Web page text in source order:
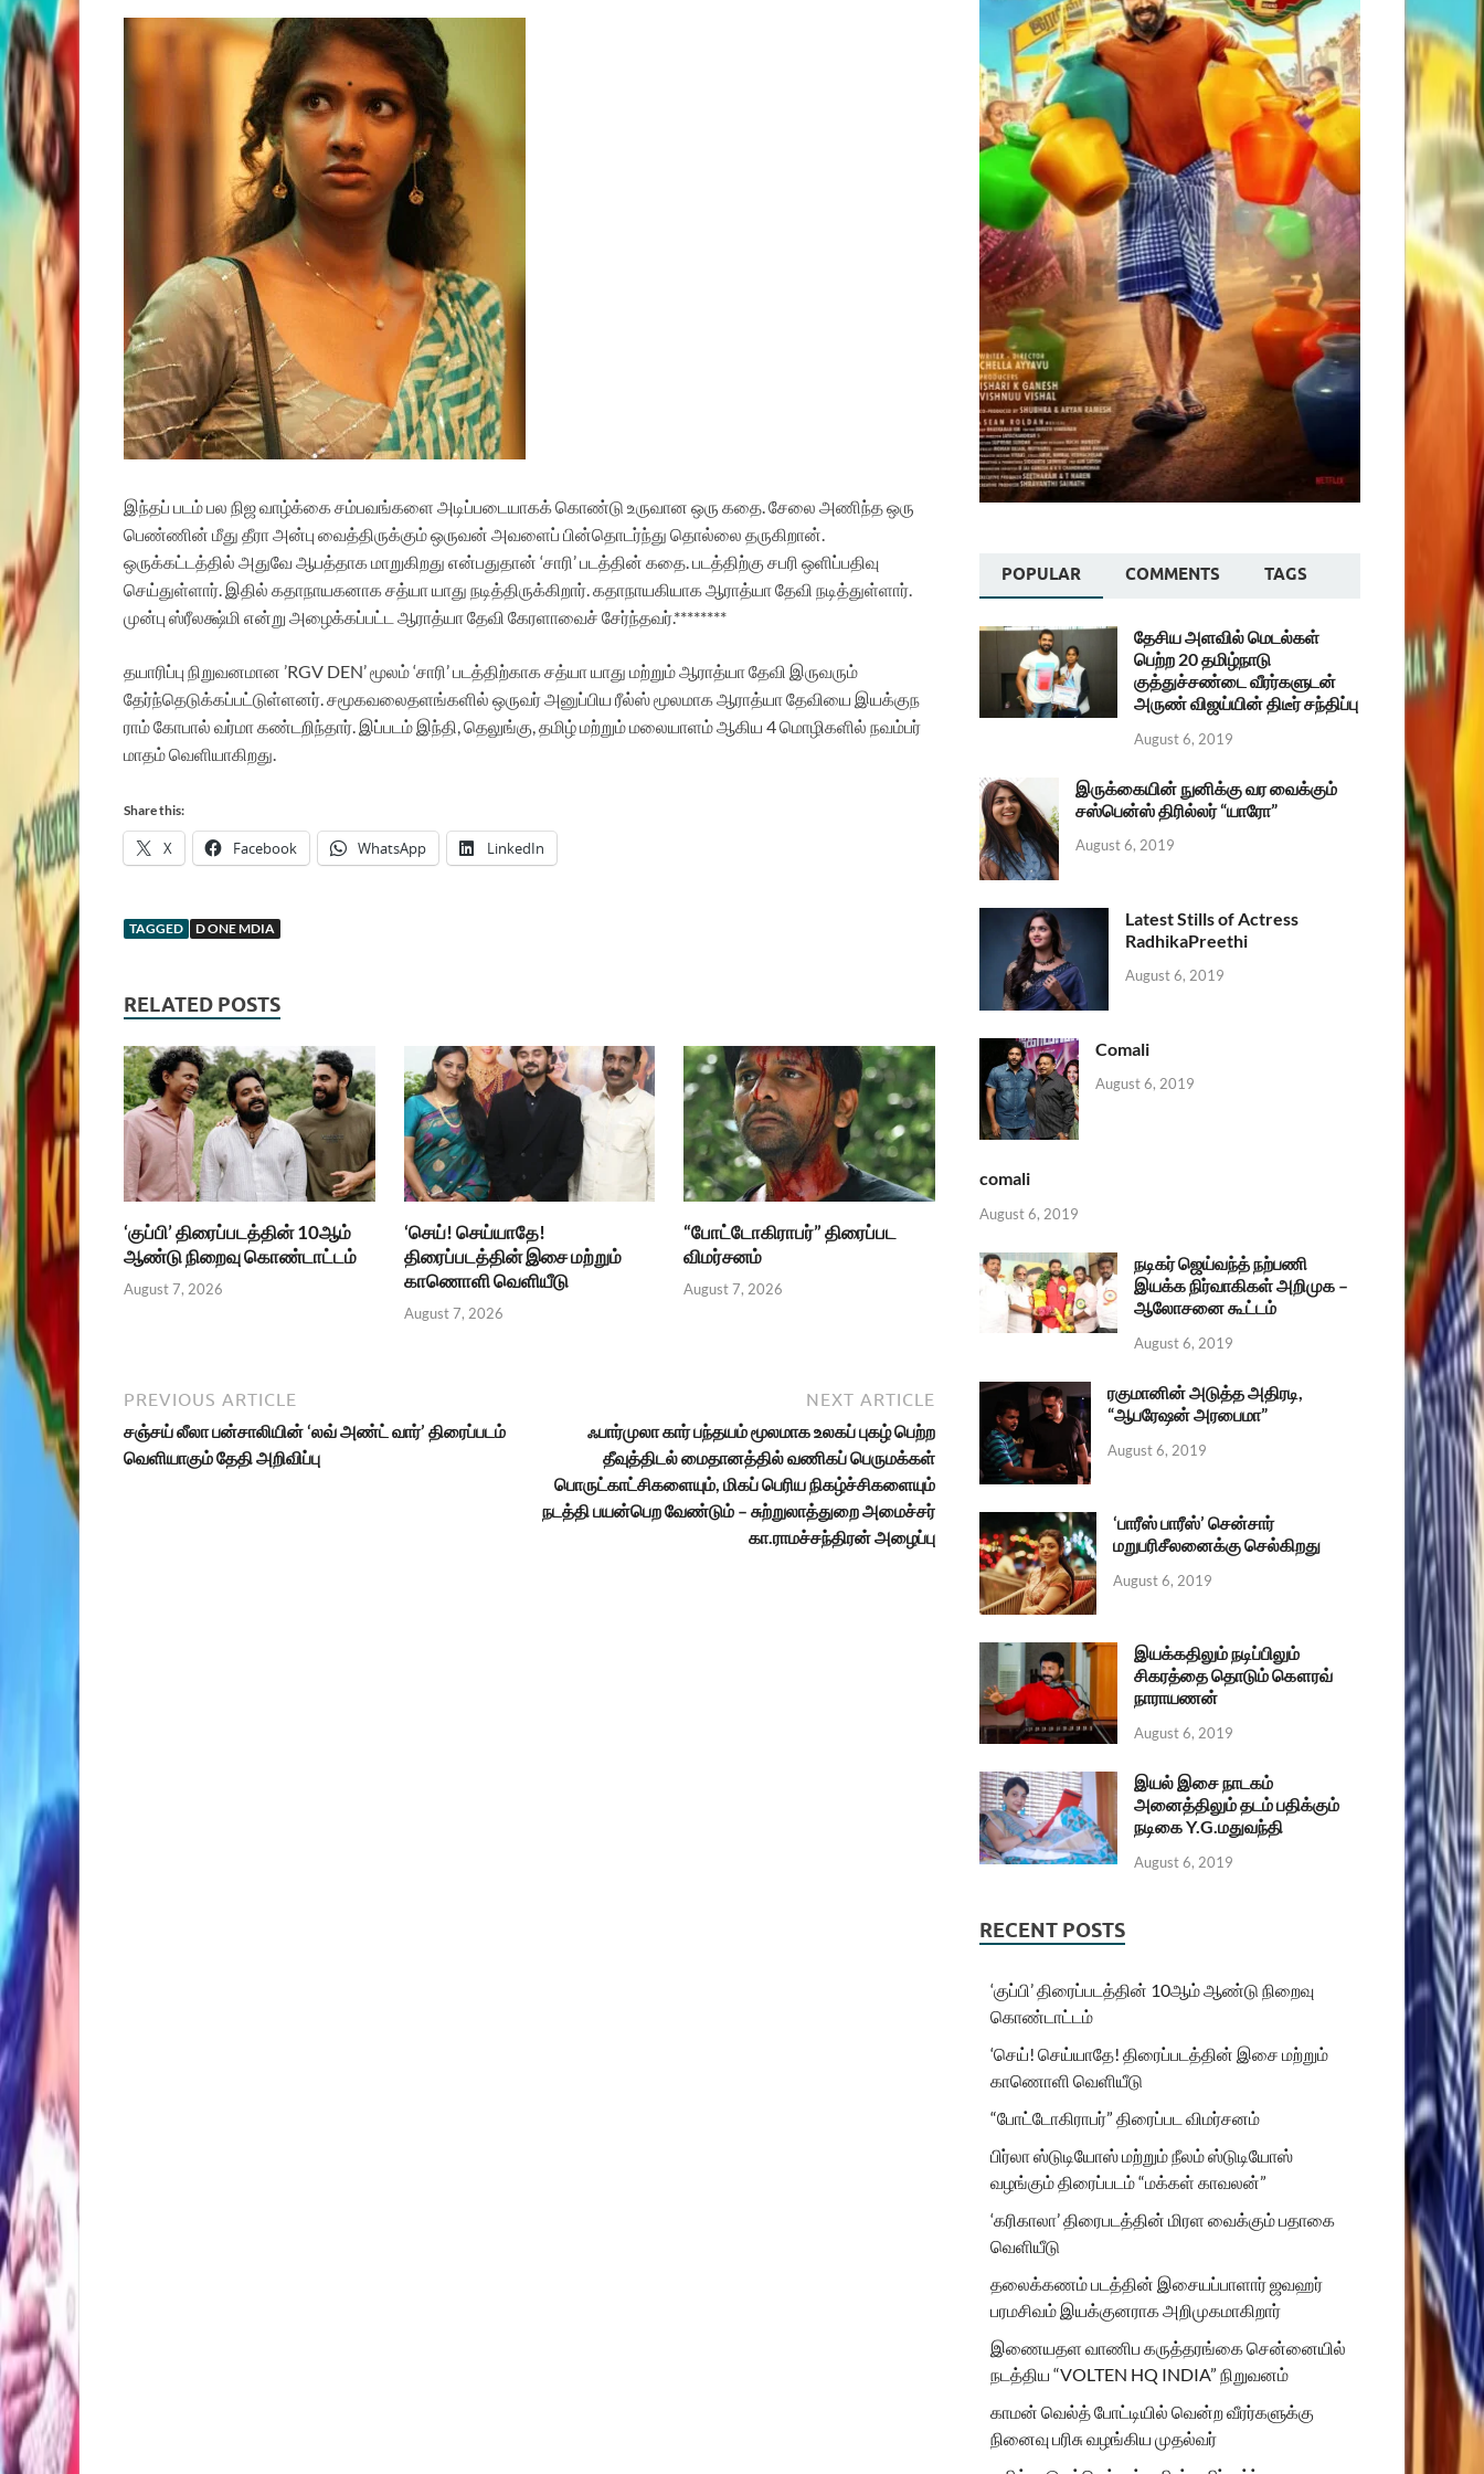
இந்தப் படம் பல நிஜ வாழ்க்கை சம்பவங்களை அடிப்படையாகக் கொண்டு உருவான ஒரு கதை. சேலை அணிந்த ஒரு
பெண்ணின் மீது தீரா அன்பு வைத்திருக்கும் ஒருவன் அவளைப் பின்தொடர்ந்து தொல்லை தருகிறான்.
ஒருக்கட்டத்தில் அதுவே ஆபத்தாக மாறுகிறது என்பதுதான் ‘சாரி’ படத்தின் கதை. படத்திற்கு சபரி ஒளிப்பதிவு
செய்துள்ளார். இதில் கதாநாயகனாக சத்யா யாது நடித்திருக்கிறார். கதாநாயகியாக ஆராத்யா தேவி நடித்துள்ளார்.
முன்பு ஸ்ரீலக்ஷ்மி என்று அழைக்கப்பட்ட ஆராத்யா தேவி கேரளாவைச் சேர்ந்தவர்.********
தயாரிப்பு நிறுவனமான ’RGV DEN’ மூலம் ‘சாரி’ படத்திற்காக சத்யா யாது மற்றும் ஆராத்யா தேவி இருவரும்
தேர்ந்தெடுக்கப்பட்டுள்ளனர். சமூகவலைதளங்களில் ஒருவர் அனுப்பிய ரீல்ஸ் மூலமாக ஆராத்யா தேவியை இயக்குந
ராம் கோபால் வர்மா கண்டறிந்தார். இப்படம் இந்தி, தெலுங்கு, தமிழ் மற்றும் மலையாளம் ஆகிய 4 மொழிகளில் நவம்பர்
மாதம் வெளியாகிறது.
Share this:
X Facebook WhatsApp LinkedIn
TAGGED D ONE MDIA
RELATED POSTS
‘குப்பி’ திரைப்படத்தின் 10ஆம்
ஆண்டு நிறைவு கொண்டாட்டம்
August 7, 2026
‘செய்! செய்யாதே!
திரைப்படத்தின் இசை மற்றும்
காணொளி வெளியீடு
August 7, 2026
“போட்டோகிராபர்” திரைப்பட
விமர்சனம்
August 7, 2026
PREVIOUS ARTICLE
சஞ்சய் லீலா பன்சாலியின் ‘லவ் அண்ட் வார்’ திரைப்படம்
வெளியாகும் தேதி அறிவிப்பு
NEXT ARTICLE
ஃபார்முலா கார் பந்தயம் மூலமாக உலகப் புகழ் பெற்ற
தீவுத்திடல் மைதானத்தில் வணிகப் பெருமக்கள்
பொருட்காட்சிகளையும், மிகப் பெரிய நிகழ்ச்சிகளையும்
நடத்தி பயன்பெற வேண்டும் – சுற்றுலாத்துறை அமைச்சர்
கா.ராமச்சந்திரன் அழைப்பு
POPULAR COMMENTS TAGS
தேசிய அளவில் மெடல்கள்
பெற்ற 20 தமிழ்நாடு
குத்துச்சண்டை வீரர்களுடன்
அருண் விஜய்யின் திடீர் சந்திப்பு
August 6, 2019
இருக்கையின் நுனிக்கு வர வைக்கும்
சஸ்பென்ஸ் திரில்லர் “யாரோ”
August 6, 2019
Latest Stills of Actress
RadhikaPreethi
August 6, 2019
Comali
August 6, 2019
comali
August 6, 2019
நடிகர் ஜெய்வந்த் நற்பணி
இயக்க நிர்வாகிகள் அறிமுக –
ஆலோசனை கூட்டம்
August 6, 2019
ரகுமானின் அடுத்த அதிரடி,
“ஆபரேஷன் அரபைமா”
August 6, 2019
‘பாரீஸ் பாரீஸ்’ சென்சார்
மறுபரிசீலனைக்கு செல்கிறது
August 6, 2019
இயக்கதிலும் நடிப்பிலும்
சிகரத்தை தொடும் கௌரவ்
நாராயணன்
August 6, 2019
இயல் இசை நாடகம்
அனைத்திலும் தடம் பதிக்கும்
நடிகை Y.G.மதுவந்தி
August 6, 2019
RECENT POSTS
‘குப்பி’ திரைப்படத்தின் 10ஆம் ஆண்டு நிறைவு
கொண்டாட்டம்
‘செய்! செய்யாதே! திரைப்படத்தின் இசை மற்றும்
காணொளி வெளியீடு
“போட்டோகிராபர்” திரைப்பட விமர்சனம்
பிர்லா ஸ்டுடியோஸ் மற்றும் நீலம் ஸ்டுடியோஸ்
வழங்கும் திரைப்படம் “மக்கள் காவலன்”
‘கரிகாலா’ திரைபடத்தின் மிரள வைக்கும் பதாகை
வெளியீடு
தலைக்கணம் படத்தின் இசையப்பாளார் ஜவஹர்
பரமசிவம் இயக்குனராக அறிமுகமாகிறார்
இணையதள வாணிப கருத்தரங்கை சென்னையில்
நடத்திய “VOLTEN HQ INDIA” நிறுவனம்
காமன் வெல்த் போட்டியில் வென்ற வீரர்களுக்கு
நினைவு பரிசு வழங்கிய முதல்வர்